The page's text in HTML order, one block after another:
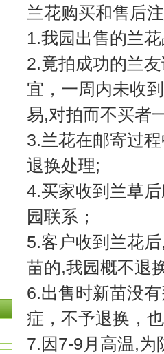
兰花购买和售后
1.我园出售的兰
2.竟拍成功的兰
宜，一周内未收
易,对拍而不买者
3.兰花在邮寄过
退换处理;
4.买家收到兰草
园联系；
5.客户收到兰花
苗的,我园概不退
6.出售时新苗没
症，不予退换，
7.因7-9月高温,为